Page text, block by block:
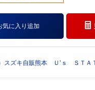
気に入り追加
）スズキ自販熊本 Ｕ’ｓ ＳＴＡ